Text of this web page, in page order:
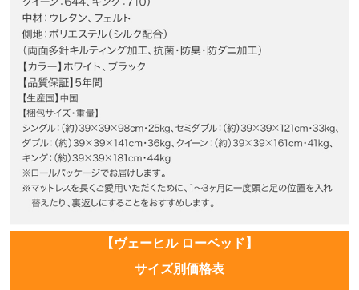
【ヴェーヒル ローベッド】
サイズ別価格表